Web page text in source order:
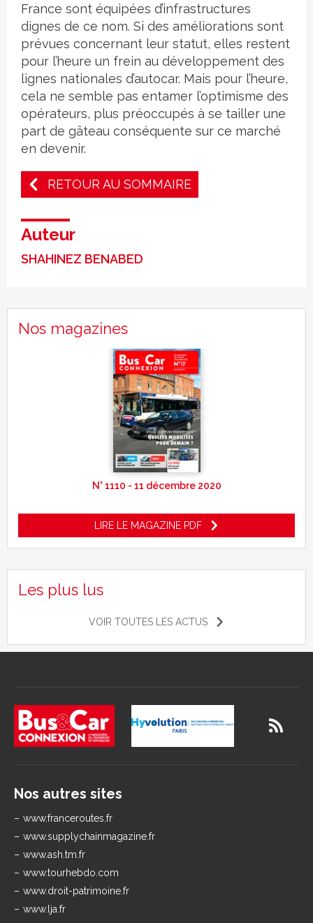
France sont équipées d’infrastructures
dignes de ce nom. Si des améliorations sont
prévues concernant leur statut, elles restent
pour l’heure un frein au développement des
lignes nationales d’autocar. Mais pour l’heure,
cela ne semble pas entamer l’optimisme des
opérateurs, plus préoccupés à se tailler une
part de gâteau conséquente sur ce marché
en devenir.
RETOUR AU SOMMAIRE
Auteur
SHAHINEZ BENABED
Nos magazines
N° 1110 - 11 décembre 2020
LIRE LE MAGAZINE PDF
Les plus lus
VOIR TOUTES LES ACTUS
Nos autres sites
www.franceroutes.fr
www.supplychainmagazine.fr
www.ash.tm.fr
www.tourhebdo.com
www.droit-patrimoine.fr
www.lja.fr